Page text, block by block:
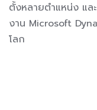
ตั้งหลายตำแหน่ง แล
งาน Microsoft
โลก